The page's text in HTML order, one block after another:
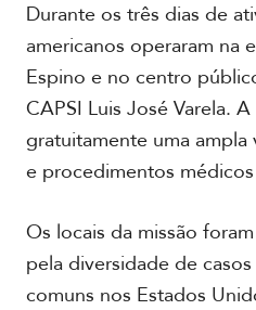
Durante os três dias de
americanos operaram na
Espino e no centro
CAPSI Luis José Varela.
gratuitamente uma
e procedimentos
Os locais da missão
pela diversidade de
comuns nos Estados